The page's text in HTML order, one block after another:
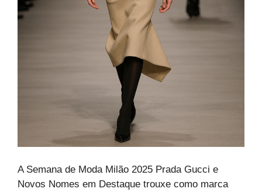
A Semana de Moda Milão 2025 Prada Gucci e
Novos Nomes em Destaque trouxe como marca